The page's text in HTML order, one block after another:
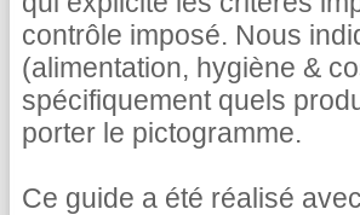
contrôle imposé. Nous
(alimentation, hygiène &
spécifiquement quels
porter le pictogramme.
Ce guide a été réalisé